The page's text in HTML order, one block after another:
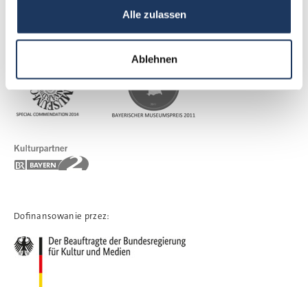
Alle zulassen
Ablehnen
Ocenění a partneři:
Dofinansowanie przez: